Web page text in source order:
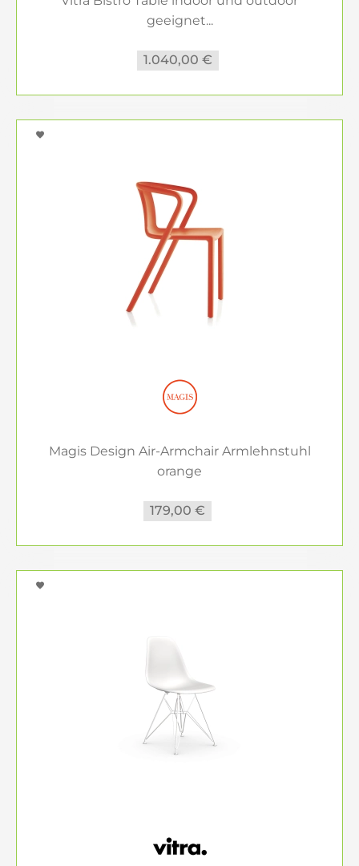
geeignet...
1.040,00 €
Magis Design Air-Armchair Armlehnstuhl
orange
179,00 €